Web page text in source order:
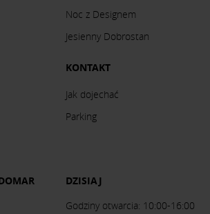
Noc z Designem
Jesienny Dobrostan
KONTAKT
Jak dojechać
Parking
DZISIAJ
Godziny otwarcia: 10:00-16:00